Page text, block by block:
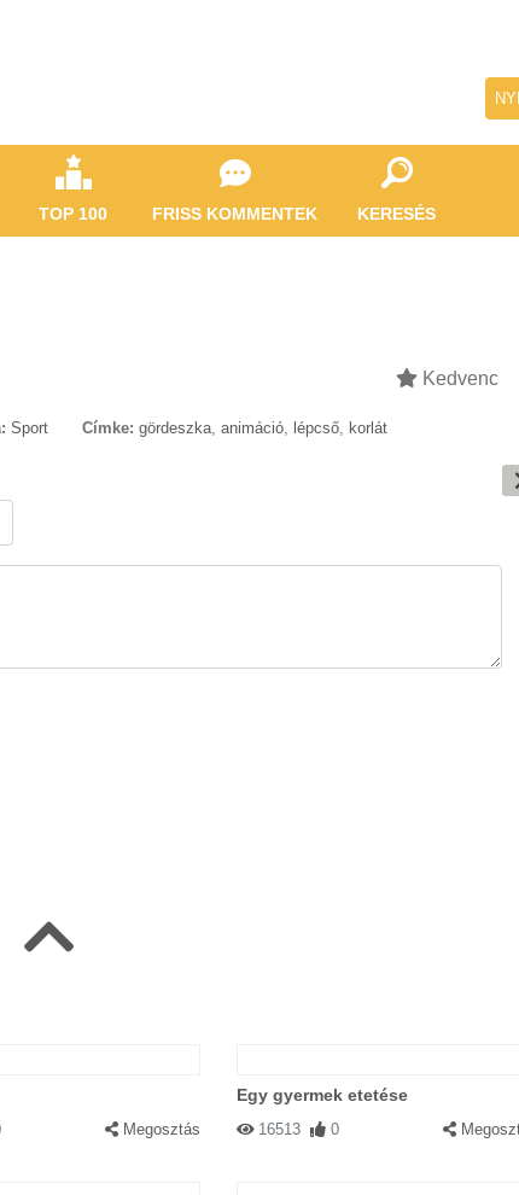
TOP 100 FRISS KOMMENTEK KERESÉS
Kedvenc
Sport Címke: gördeszka, animáció, lépcső, korlát
Megosztás
Egy gyermek etetése
16513 0